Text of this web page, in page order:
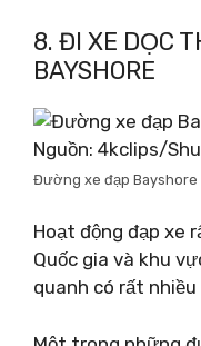
8. ĐI XE DỌC
BAYSHORE
Nguồn: 4kclips/
Đường xe đạp Bayshore
Hoạt động đạp xe
Quốc gia và khu
quanh có rất